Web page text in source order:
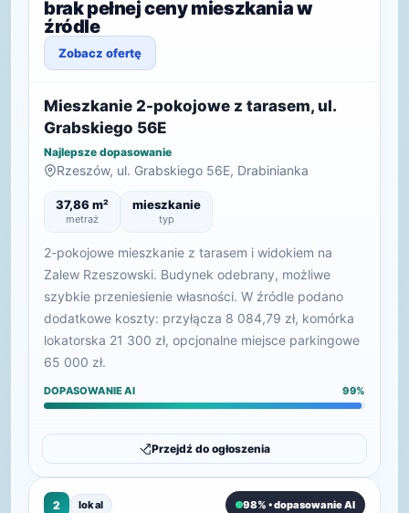
brak pełnej ceny mieszkania w
źródle
Zobacz ofertę
Mieszkanie 2-pokojowe z tarasem, ul.
Grabskiego 56E
Najlepsze dopasowanie
Rzeszów, ul. Grabskiego 56E, Drabinianka
37,86 m²
metraż
mieszkanie
typ
2-pokojowe mieszkanie z tarasem i widokiem na
Zalew Rzeszowski. Budynek odebrany, możliwe
szybkie przeniesienie własności. W źródle podano
dodatkowe koszty: przyłącza 8 084,79 zł, komórka
lokatorska 21 300 zł, opcjonalne miejsce parkingowe
65 000 zł.
DOPASOWANIE AI 99%
Przejdź do ogłoszenia
2 lokal 98% • dopasowanie AI